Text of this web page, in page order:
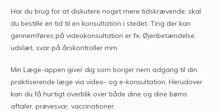
Har du brug for at diskutere noget mere tidskrævende, skal
du bestille en tid til en konsultation i stedet. Ting der kan
gennemføres på videokonsultation er fx. Øjenbetændelse,
udslæt, svar på årskontroller mm.
Min Læge-appen giver dig som borger nem adgang til din
praktiserende læge via video- og e-konsultation. Herudover
kan du få hurtigt overblik over både dine og dine børns
aftaler, prøvesvar, vaccinationer.